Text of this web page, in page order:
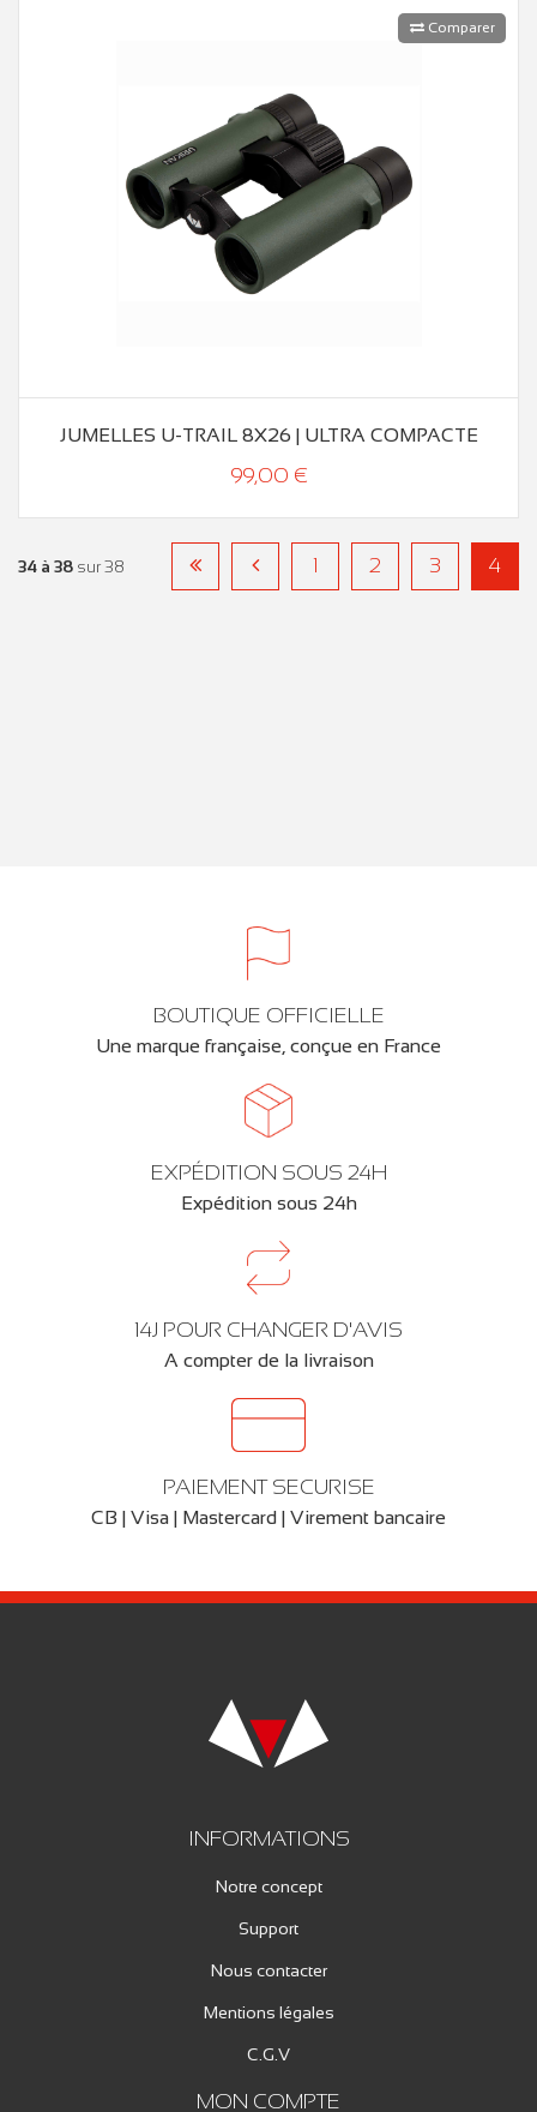
Comparer
JUMELLES U-TRAIL 8X26 | ULTRA COMPACTE
99,00 €
34 à 38 sur 38 1 2 3 4
BOUTIQUE OFFICIELLE
Une marque française, conçue en France
EXPÉDITION SOUS 24H
Expédition sous 24h
14J POUR CHANGER D'AVIS
A compter de la livraison
PAIEMENT SECURISE
CB | Visa | Mastercard | Virement bancaire
INFORMATIONS
Notre concept
Support
Nous contacter
Mentions légales
C.G.V
MON COMPTE